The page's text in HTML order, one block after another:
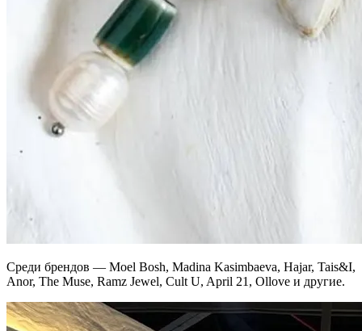
Среди брендов — Moel Bosh, Madina Kasimbaeva, Hajar, Tais&I,
Anor, The Muse, Ramz Jewel, Cult U, April 21, Ollove и другие.